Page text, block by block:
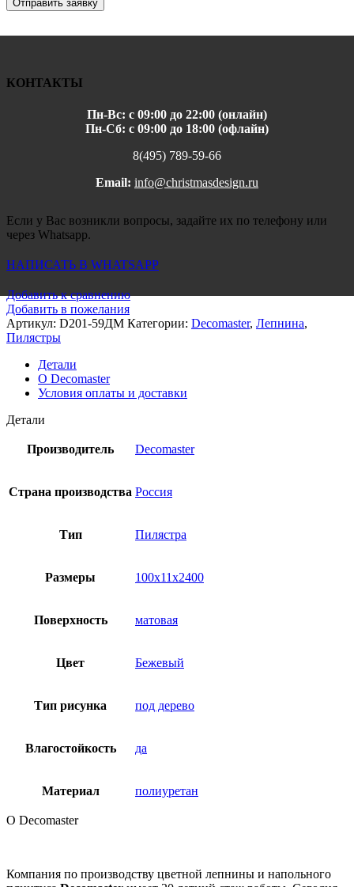
Отправить заявку
КОНТАКТЫ
Пн-Вс: с 09:00 до 22:00 (онлайн)
Пн-Сб: с 09:00 до 18:00 (офлайн)
8(495) 789-59-66
Email: info@christmasdesign.ru
Если у Вас возникли вопросы, задайте их по телефону или
через Whatsapp.
НАПИСАТЬ В WHATSAPP
Добавить к сравнению
Добавить в пожелания
Артикул: D201-59ДМ Категории: Decomaster, Лепнина,
Пилястры
Детали
О Decomaster
Условия оплаты и доставки
Детали
Производитель Decomaster
Страна производства Россия
Тип Пилястра
Размеры 100x11x2400
Поверхность матовая
Цвет Бежевый
Тип рисунка под дерево
Влагостойкость да
Материал полиуретан
О Decomaster
Компания по производству цветной лепнины и напольного